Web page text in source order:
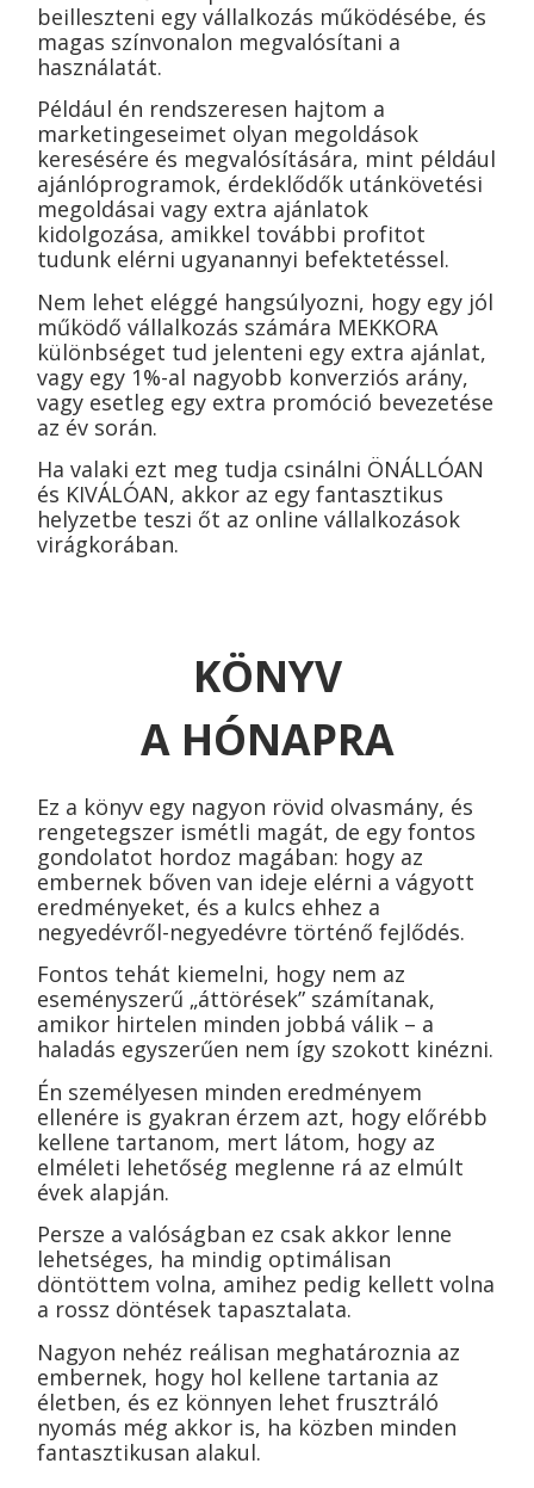
beilleszteni egy vállalkozás működésébe, és
magas színvonalon megvalósítani a
használatát.
Például én rendszeresen hajtom a
marketingeseimet olyan megoldások
keresésére és megvalósítására, mint például
ajánlóprogramok, érdeklődők utánkövetési
megoldásai vagy extra ajánlatok
kidolgozása, amikkel további profitot
tudunk elérni ugyanannyi befektetéssel.
Nem lehet eléggé hangsúlyozni, hogy egy jól
működő vállalkozás számára MEKKORA
különbséget tud jelenteni egy extra ajánlat,
vagy egy 1%-al nagyobb konverziós arány,
vagy esetleg egy extra promóció bevezetése
az év során.
Ha valaki ezt meg tudja csinálni ÖNÁLLÓAN
és KIVÁLÓAN, akkor az egy fantasztikus
helyzetbe teszi őt az online vállalkozások
virágkorában.
KÖNYV
A HÓNAPRA
Ez a könyv egy nagyon rövid olvasmány, és
rengetegszer ismétli magát, de egy fontos
gondolatot hordoz magában: hogy az
embernek bőven van ideje elérni a vágyott
eredményeket, és a kulcs ehhez a
negyedévről-negyedévre történő fejlődés.
Fontos tehát kiemelni, hogy nem az
eseményszerű „áttörések” számítanak,
amikor hirtelen minden jobbá válik – a
haladás egyszerűen nem így szokott kinézni.
Én személyesen minden eredményem
ellenére is gyakran érzem azt, hogy előrébb
kellene tartanom, mert látom, hogy az
elméleti lehetőség meglenne rá az elmúlt
évek alapján.
Persze a valóságban ez csak akkor lenne
lehetséges, ha mindig optimálisan
döntöttem volna, amihez pedig kellett volna
a rossz döntések tapasztalata.
Nagyon nehéz reálisan meghatároznia az
embernek, hogy hol kellene tartania az
életben, és ez könnyen lehet frusztráló
nyomás még akkor is, ha közben minden
fantasztikusan alakul.